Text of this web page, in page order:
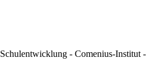
- Comenius-Institut -